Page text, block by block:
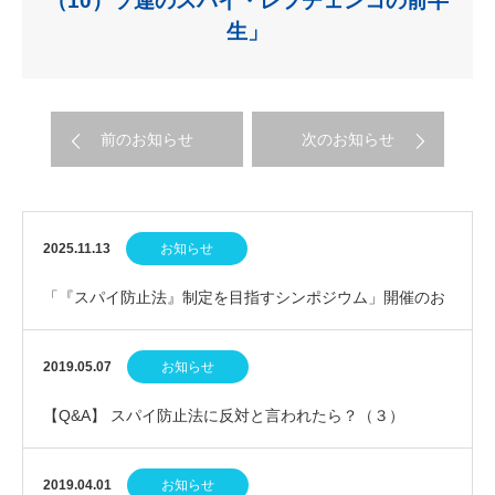
生」
前のお知らせ 次のお知らせ
2025.11.13 お知らせ
「『スパイ防止法』制定を目指すシンポジウム」開催のお
知らせ
2019.05.07 お知らせ
【Q&A】 スパイ防止法に反対と言われたら？（３）
2019.04.01 お知らせ